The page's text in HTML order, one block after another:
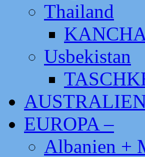
Thailand
Usbekistan
EUROPA –
Albanien +